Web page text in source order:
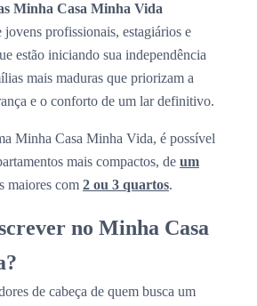
Minha Casa Minha Vida
jovens profissionais, estagiários e
estão iniciando sua independência
mais maduras que priorizam a
e o conforto de um lar definitivo.
Minha Casa Minha Vida, é possível
mais compactos, de um
maiores com 2 ou 3 quartos.
no Minha Casa
de cabeça de quem busca um